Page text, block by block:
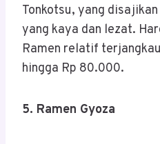
Tonkotsu, yang
yang kaya dan lezat.
Ramen relatif
hingga Rp 80.000.
5. Ramen Gyoza